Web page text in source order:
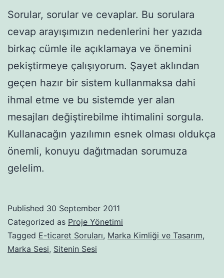
Sorular, sorular ve cevaplar. Bu sorulara
cevap arayışımızın nedenlerini her yazıda
birkaç cümle ile açıklamaya ve önemini
pekiştirmeye çalışıyorum. Şayet aklından
geçen hazır bir sistem kullanmaksa dahi
ihmal etme ve bu sistemde yer alan
mesajları değiştirebilme ihtimalini sorgula.
Kullanacağın yazılımın esnek olması oldukça
önemli, konuyu dağıtmadan sorumuza
gelelim.
Published 30 September 2011
Categorized as Proje Yönetimi
Tagged E-ticaret Soruları, Marka Kimliği ve Tasarım,
Marka Sesi, Sitenin Sesi